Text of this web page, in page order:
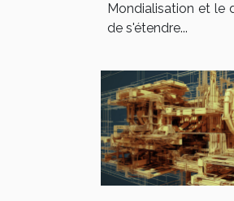
Mondialisation et le
de s'étendre...